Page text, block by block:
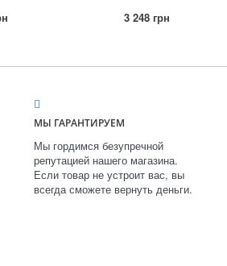
3 248 грн
МЫ ГАРАНТИРУЕМ
Мы гордимся безупречной
репутацией нашего магазина.
Если товар не устроит вас, вы
всегда сможете вернуть деньги.